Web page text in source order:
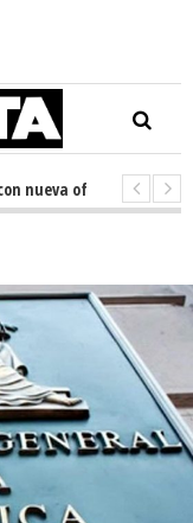
oficina de licencias